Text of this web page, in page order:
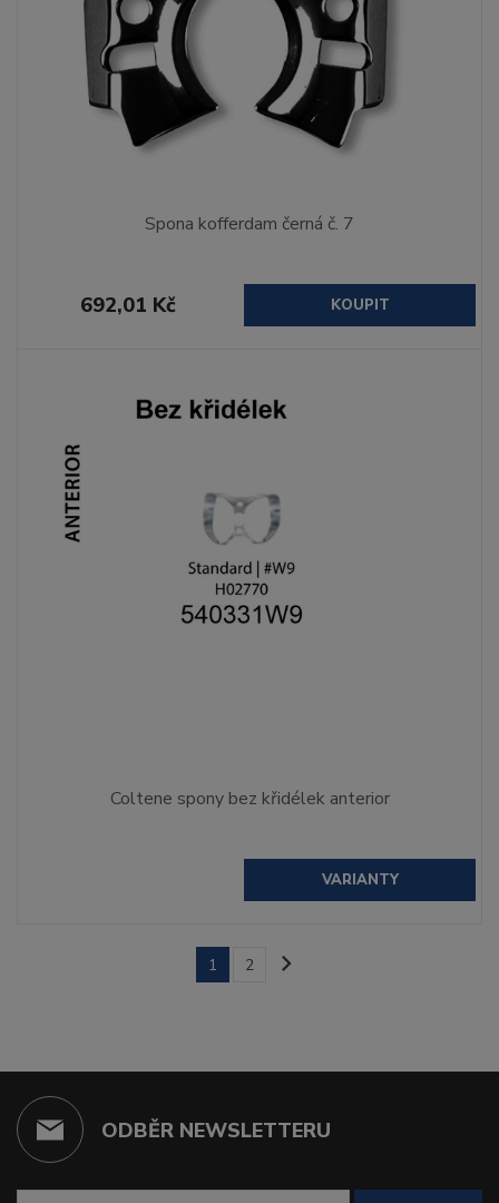
Spona kofferdam černá č. 7
692,01 Kč KOUPIT
Coltene spony bez křidélek anterior
VARIANTY
1 2
ODBĚR NEWSLETTERU